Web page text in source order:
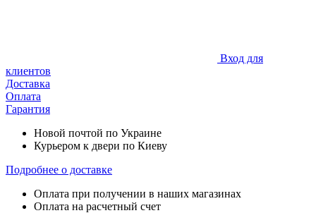
Вход для
клиентов
Доставка
Оплата
Гарантия
Новой почтой по Украине
Курьером к двери по Киеву
Подробнее о доставке
Оплата при получении в наших магазинах
Оплата на расчетный счет